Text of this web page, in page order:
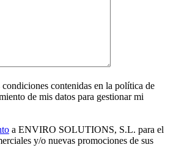
contenidas en la política de
de mis datos para gestionar mi
a ENVIRO SOLUTIONS, S.L. para el
y/o nuevas promociones de sus